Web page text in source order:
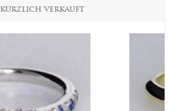
KÜRZLICH VERKAUFT